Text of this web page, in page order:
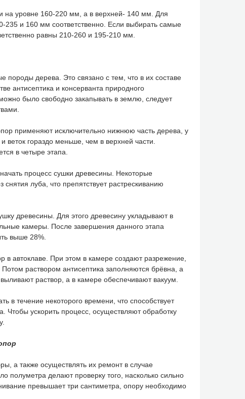
на уровне 160-220 мм, а в верхней- 140 мм. Для
235 и 160 мм соответственно. Если выбирать самые
равны 210-260 и 195-210 мм.
породы дерева. Это связано с тем, что в их составе
антисептика и консерванта природного
было свободно закапывать в землю, следует
применяют исключительно нижнюю часть дерева, у
веток гораздо меньше, чем в верхней части.
в четыре этапа.
процесс сушки древесины. Некоторые
луба, что препятствует растрескиванию
древесины. Для этого древесину укладывают в
камеры. После завершения данного этапа
выше 28%.
в автоклаве. При этом в камере создают разрежение,
раствором антисептика заполняются брёвна, а
раствор, а в камере обеспечивают вакуум.
в течение некоторого времени, что способствует
Чтобы ускорить процесс, осуществляют обработку
а также осуществлять их ремонт в случае
полуметра делают проверку того, насколько сильно
превышает три сантиметра, опору необходимо